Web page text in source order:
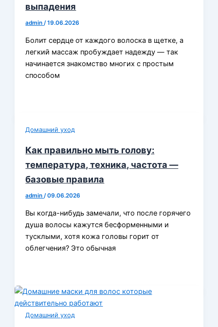
выпадения
admin/19.06.2026
Болит сердце от каждого волоска в щетке, а
легкий массаж пробуждает надежду — так
начинается знакомство многих с простым
способом
Домашний уход
Как правильно мыть голову:
температура, техника, частота —
базовые правила
admin/09.06.2026
Вы когда-нибудь замечали, что после горячего
душа волосы кажутся бесформенными и
тусклыми, хотя кожа головы горит от
облегчения? Это обычная
Домашний уход